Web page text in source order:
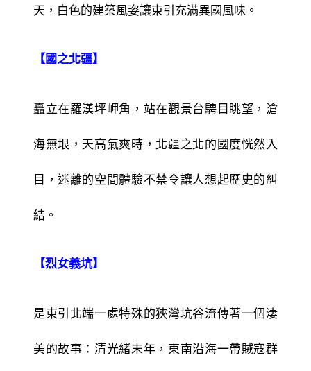
天，白色的建築風姿讓東引充滿異國風味。
【國之北疆】
矗立在羅漢坪岬角，站在觀景台騁目眺望，滄
海無垠，天高氣爽時，北疆之北的國度恍然入
目，迷離的空間體驗不禁令讓人想起歷史的糾
結。
【烈女義坑】
是東引北端一處特殊的狹灣坑谷流傳著一個淒
美的故事：清光緒末年，東南沿海一帶賊寇群